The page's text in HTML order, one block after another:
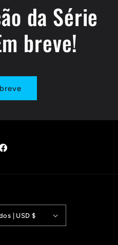
da Série
breve!
Facebook
| USD $